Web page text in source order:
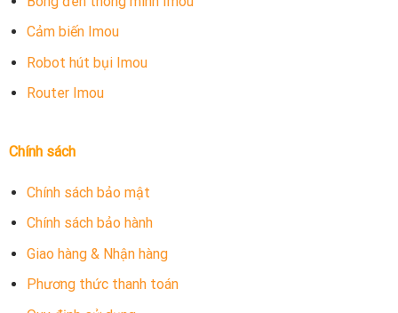
Cảm biến Imou
Robot hút bụi Imou
Router Imou
Chính sách
Chính sách bảo mật
Chính sách bảo hành
Giao hàng & Nhận hàng
Phương thức thanh toán